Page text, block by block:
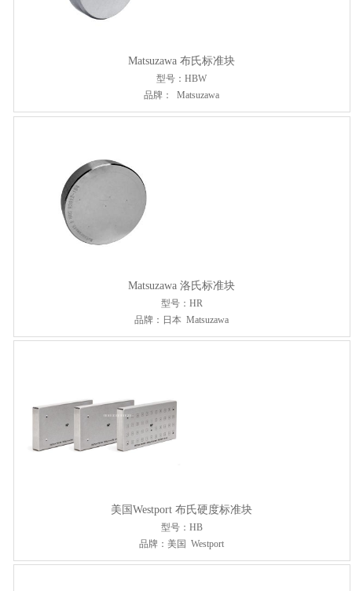
Matsuzawa 布氏标准块
型号：HBW
品牌： Matsuzawa
Matsuzawa 洛氏标准块
型号：HR
品牌：日本 Matsuzawa
美国Westport 布氏硬度标准块
型号：HB
品牌：美国 Westport